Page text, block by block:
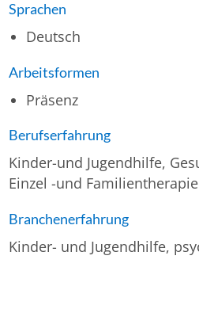
Sprachen
Deutsch
Arbeitsformen
Präsenz
Berufserfahrung
Kinder-und Jugendhilfe,
Einzel -und Familientherapie
Branchenerfahrung
Kinder- und Jugendhilfe,